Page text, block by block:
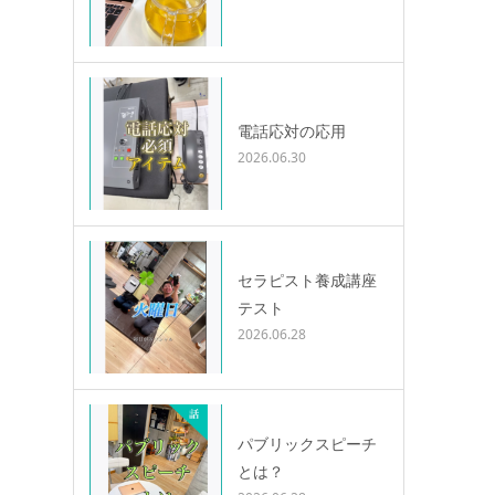
電話応対の応用
2026.06.30
セラピスト養成講座
テスト
2026.06.28
パブリックスピーチ
とは？